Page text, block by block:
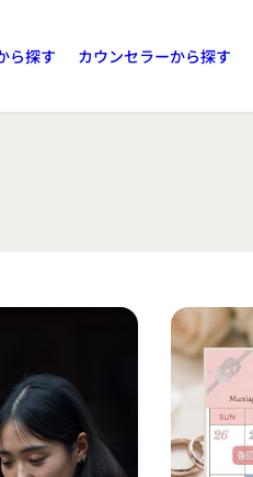
ら探す カウンセラーから探す